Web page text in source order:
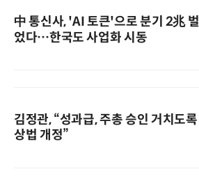
中 통신사, 'AI 토큰'으로 분기 2兆 벌
었다…한국도 사업화 시동
김정관, “성과급, 주총 승인 거치도록
상법 개정”